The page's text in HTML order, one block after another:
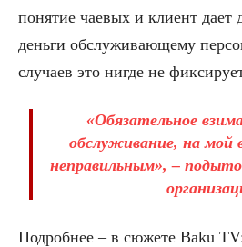
понятие чаевых и клиент дает
деньги обслуживающему
случаев это нигде не
«Обязательное
обслуживание, на мой
неправильным», –
Подробнее – в сюжете Baku